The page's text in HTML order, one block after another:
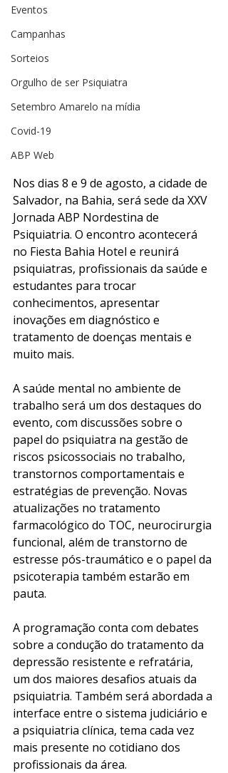
Eventos
Campanhas
Sorteios
Orgulho de ser Psiquiatra
Setembro Amarelo na mídia
Covid-19
ABP Web
Nos dias 8 e 9 de agosto, a cidade de
Salvador, na Bahia, será sede da XXV
Jornada ABP Nordestina de
Psiquiatria. O encontro acontecerá
no Fiesta Bahia Hotel e reunirá
psiquiatras, profissionais da saúde e
estudantes para trocar
conhecimentos, apresentar
inovações em diagnóstico e
tratamento de doenças mentais e
muito mais.
A saúde mental no ambiente de
trabalho será um dos destaques do
evento, com discussões sobre o
papel do psiquiatra na gestão de
riscos psicossociais no trabalho,
transtornos comportamentais e
estratégias de prevenção. Novas
atualizações no tratamento
farmacológico do TOC, neurocirurgia
funcional, além de transtorno de
estresse pós-traumático e o papel da
psicoterapia também estarão em
pauta.
A programação conta com debates
sobre a condução do tratamento da
depressão resistente e refratária,
um dos maiores desafios atuais da
psiquiatria. Também será abordada a
interface entre o sistema judiciário e
a psiquiatria clínica, tema cada vez
mais presente no cotidiano dos
profissionais da área.